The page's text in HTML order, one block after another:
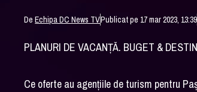
DeEchipa DC News TVPublicat pe 17 mar 2023, 13:39
PLANURI DE VACANȚĂ. BUGET &
Ce oferte au agențiile de turism pentru